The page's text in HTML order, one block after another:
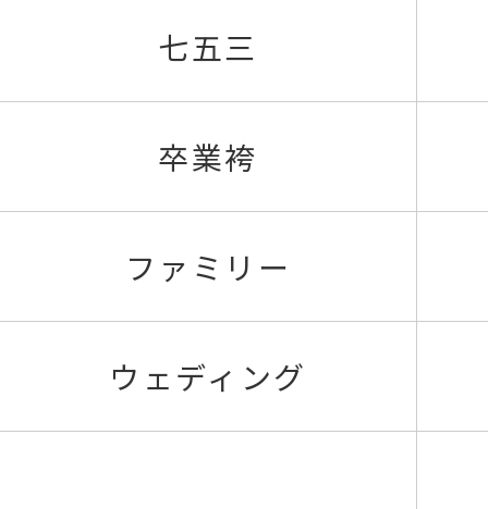
七五三
卒業袴
ファミリー
ウェディング